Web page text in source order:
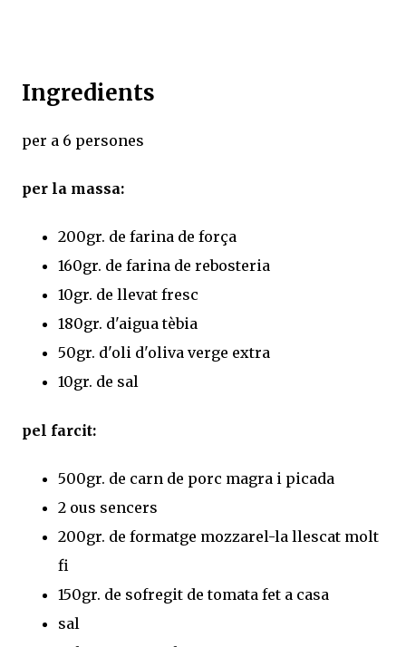
Ingredients
per a 6 persones
per la massa:
200gr. de farina de força
160gr. de farina de rebosteria
10gr. de llevat fresc
180gr. d'aigua tèbia
50gr. d'oli d'oliva verge extra
10gr. de sal
pel farcit:
500gr. de carn de porc magra i picada
2 ous sencers
200gr. de formatge mozzarel-la llescat molt
fi
150gr. de sofregit de tomata fet a casa
sal